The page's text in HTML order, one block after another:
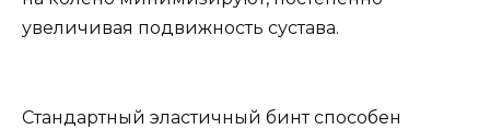
увеличивая подвижность сустава.
Стандартный эластичный бинт способен